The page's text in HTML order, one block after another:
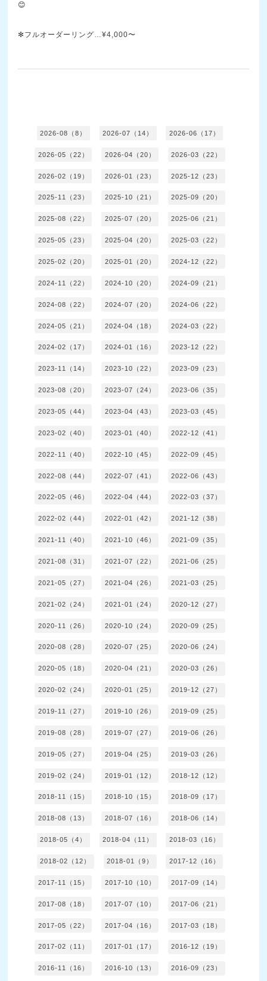
😊
✻フルオーダーリング…¥4,000〜
2026-08（8） 2026-07（14） 2026-06（17）
2026-05（22） 2026-04（20） 2026-03（22）
2026-02（19） 2026-01（23） 2025-12（23）
2025-11（23） 2025-10（21） 2025-09（20）
2025-08（22） 2025-07（20） 2025-06（21）
2025-05（23） 2025-04（20） 2025-03（22）
2025-02（20） 2025-01（20） 2024-12（22）
2024-11（22） 2024-10（20） 2024-09（21）
2024-08（22） 2024-07（20） 2024-06（22）
2024-05（21） 2024-04（18） 2024-03（22）
2024-02（17） 2024-01（16） 2023-12（22）
2023-11（14） 2023-10（22） 2023-09（23）
2023-08（20） 2023-07（24） 2023-06（35）
2023-05（44） 2023-04（43） 2023-03（45）
2023-02（40） 2023-01（40） 2022-12（41）
2022-11（40） 2022-10（45） 2022-09（45）
2022-08（44） 2022-07（41） 2022-06（43）
2022-05（46） 2022-04（44） 2022-03（37）
2022-02（44） 2022-01（42） 2021-12（38）
2021-11（40） 2021-10（46） 2021-09（35）
2021-08（31） 2021-07（22） 2021-06（25）
2021-05（27） 2021-04（26） 2021-03（25）
2021-02（24） 2021-01（24） 2020-12（27）
2020-11（26） 2020-10（24） 2020-09（25）
2020-08（28） 2020-07（25） 2020-06（24）
2020-05（18） 2020-04（21） 2020-03（26）
2020-02（24） 2020-01（25） 2019-12（27）
2019-11（27） 2019-10（26） 2019-09（25）
2019-08（28） 2019-07（27） 2019-06（26）
2019-05（27） 2019-04（25） 2019-03（26）
2019-02（24） 2019-01（12） 2018-12（12）
2018-11（15） 2018-10（15） 2018-09（17）
2018-08（13） 2018-07（16） 2018-06（14）
2018-05（4） 2018-04（11） 2018-03（16）
2018-02（12） 2018-01（9） 2017-12（16）
2017-11（15） 2017-10（10） 2017-09（14）
2017-08（18） 2017-07（10） 2017-06（21）
2017-05（22） 2017-04（16） 2017-03（18）
2017-02（11） 2017-01（17） 2016-12（19）
2016-11（16） 2016-10（13） 2016-09（23）